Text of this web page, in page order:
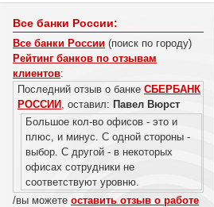
Все банки России:
Все банки России (поиск по городу)
Рейтинг банков по отзывам
клиентов:
Последний отзыв о банке СБЕРБАНК
РОССИИ , оставил: Павел Вюрст
Большое кол-во офисов - это и
плюс, и минус. С одной стороны -
выбор. С другой - в некоторых
офисах сотрудники не
соответствуют уровню.
/вы можете оставить отзыв о работе